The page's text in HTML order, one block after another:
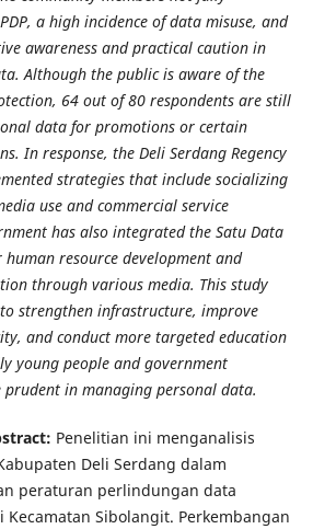
a high incidence of data misuse, and
awareness and practical caution in
Although the public is aware of the
64 out of 80 respondents are still
data for promotions or certain
In response, the Deli Serdang Regency
strategies that include socializing
use and commercial service
has also integrated the Satu Data
resource development and
through various media. This study
strengthen infrastructure, improve
and conduct more targeted education
young people and government
prudent in managing personal data.
Penelitian ini menganalisis
Deli Serdang dalam
peraturan perlindungan data
Sibolangit. Perkembangan